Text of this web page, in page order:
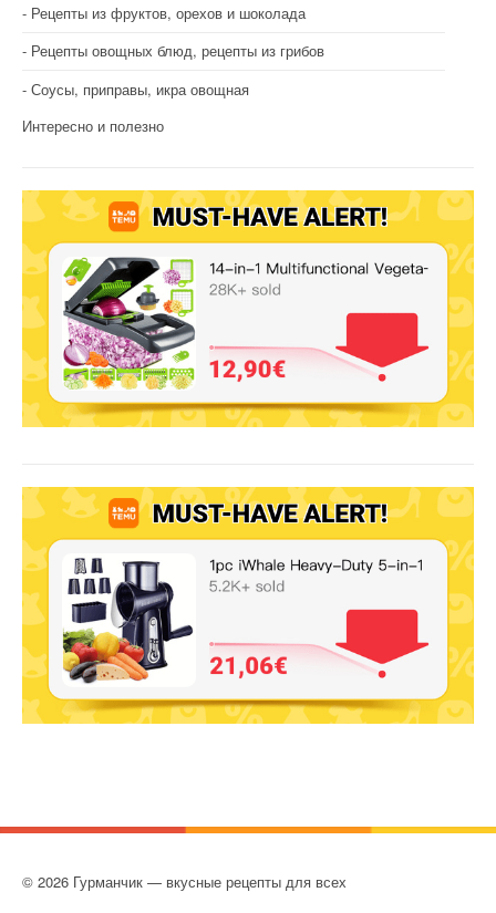
Рецепты из фруктов, орехов и шоколада
Рецепты овощных блюд, рецепты из грибов
Соусы, приправы, икра овощная
Интересно и полезно
© 2026 Гурманчик — вкусные рецепты для всех